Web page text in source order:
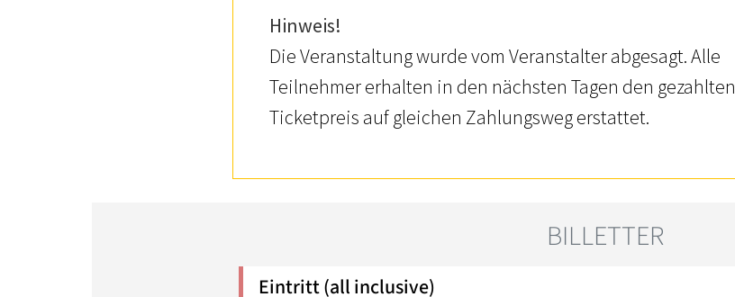
Hinweis!
Die Veranstaltung wurde vom Veranstalter abgesagt. Alle
Teilnehmer erhalten in den nächsten Tagen den gezahlten
Ticketpreis auf gleichen Zahlungsweg erstattet.